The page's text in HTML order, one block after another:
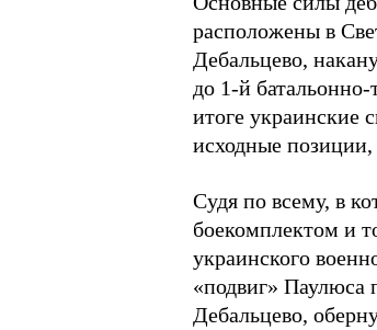
расположены в
Дебальцево,
до 1-й
итоге украинские
исходные позиции,
Судя по всему, в
боекомплектом и
украинского
«подвиг» Паулюса
Дебальцево,